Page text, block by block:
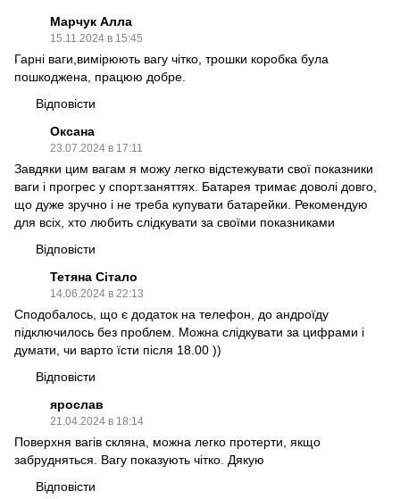
Марчук Алла
15.11.2024 в 15:45
Гарні ваги,вимірюють вагу чітко, трошки коробка була
пошкоджена, працюю добре.
Відповісти
Оксана
23.07.2024 в 17:11
Завдяки цим вагам я можу легко відстежувати свої показники
ваги і прогрес у спорт.заняттях. Батарея тримає доволі довго,
що дуже зручно і не треба купувати батарейки. Рекомендую
для всіх, хто любить слідкувати за своїми показниками
Відповісти
Тетяна Сітало
14.06.2024 в 22:13
Сподобалось, що є додаток на телефон, до андроїду
підключилось без проблем. Можна слідкувати за цифрами і
думати, чи варто їсти після 18.00 ))
Відповісти
ярослав
21.04.2024 в 18:14
Поверхня вагів скляна, можна легко протерти, якщо
забрудняться. Вагу показують чітко. Дякую
Відповісти